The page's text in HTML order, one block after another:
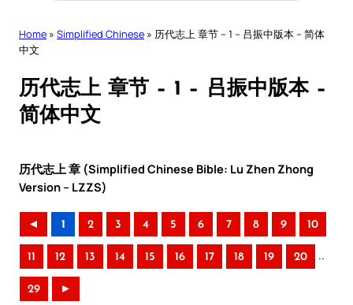
Home » Simplified Chinese » 历代志上 章节 – 1 – 吕振中版本 – 简体
中文
历代志上 章节 – 1 – 吕振中版本 –
简体中文
历代志上 章 (Simplified Chinese Bible: Lu Zhen Zhong
Version – LZZS)
◄ 1 2 3 4 5 6 7 8 9 10
11 12 13 14 15 16 17 18 19 20 ..
29 ►